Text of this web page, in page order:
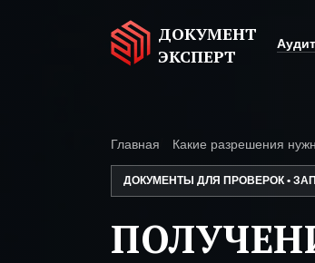
ДОКУМЕНТ
ЭКСПЕРТ
Аудит
Главная Какие разрешения
ДОКУМЕНТЫ ДЛЯ ПРОВЕРОК •